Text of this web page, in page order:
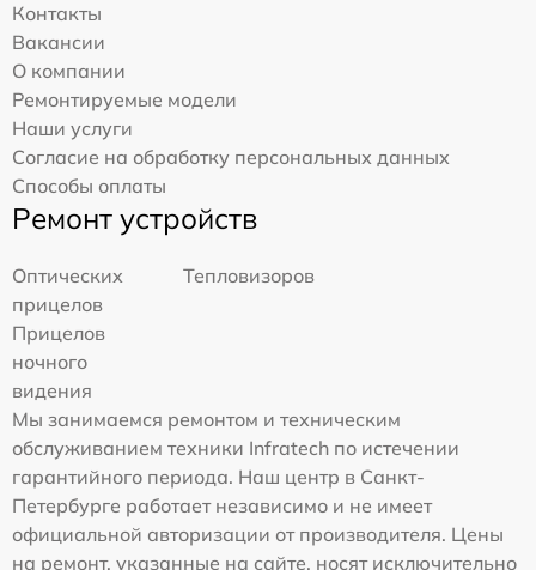
Контакты
Вакансии
О компании
Ремонтируемые модели
Наши услуги
Согласие на обработку персональных данных
Способы оплаты
Ремонт устройств
Оптических
прицелов
Тепловизоров
Прицелов
ночного
видения
Мы занимаемся ремонтом и техническим
обслуживанием техники Infratech по истечении
гарантийного периода. Наш центр в Санкт-
Петербурге работает независимо и не имеет
официальной авторизации от производителя. Цены
на ремонт, указанные на сайте, носят исключительно